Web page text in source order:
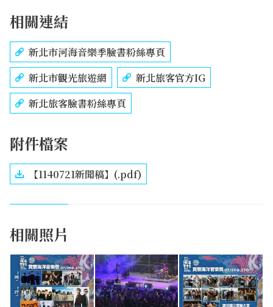
相關連結
新北市河海音樂季臉書粉絲專頁
新北市觀光旅遊網
新北旅客官方IG
新北旅客臉書粉絲專頁
附件檔案
【1140721新聞稿】(.pdf)
相關照片